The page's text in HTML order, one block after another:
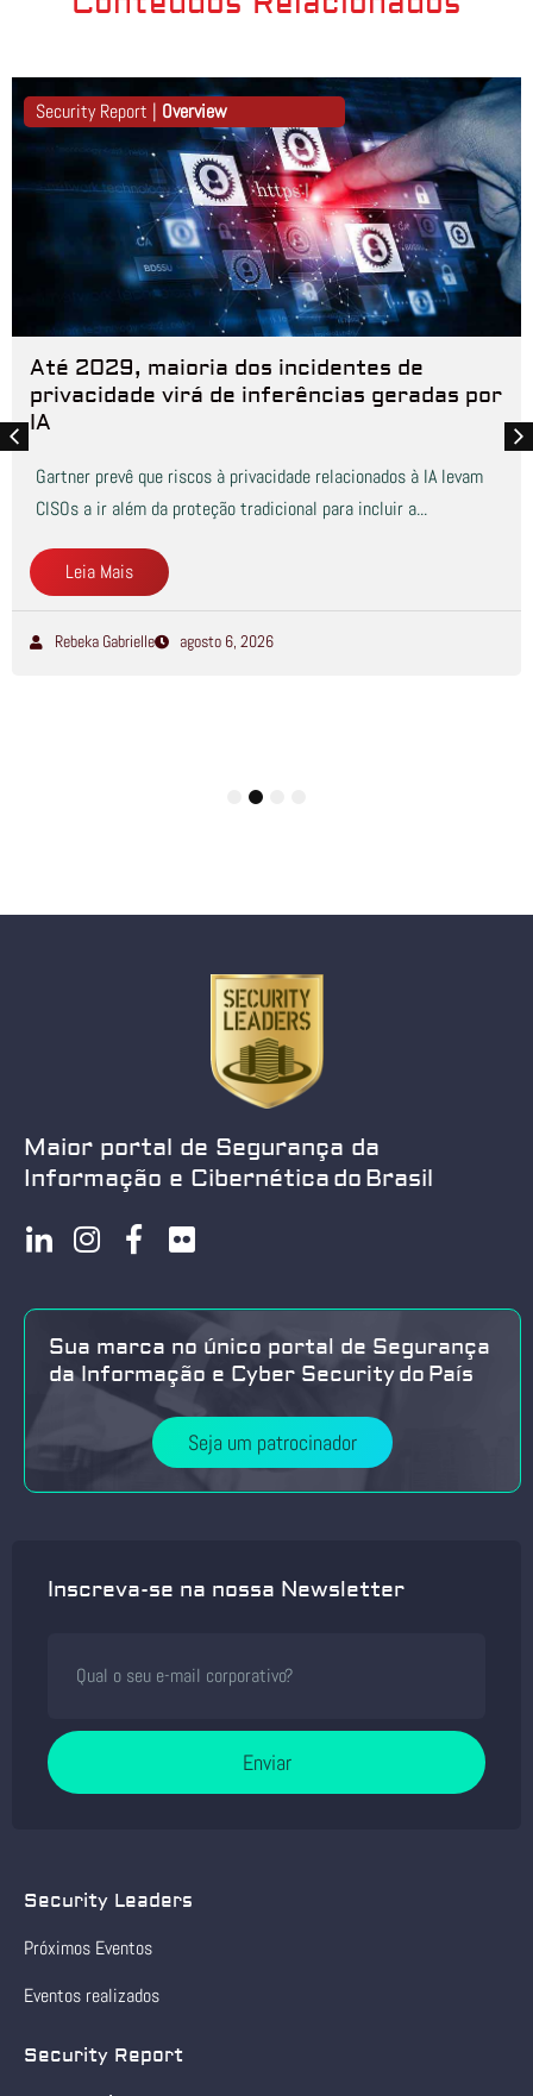
Security Report | Overview
Até 2029, maioria dos incidentes de
privacidade virá de inferências geradas por
IA
Gartner prevê que riscos à privacidade relacionados à IA levam
CISOs a ir além da proteção tradicional para incluir a...
Leia Mais
Rebeka Gabrielle agosto 6, 2026
Maior portal de Segurança da
Informação e Cibernética do Brasil
Sua marca no único portal de Segurança
da Informação e Cyber Security do País
Seja um patrocinador
Inscreva-se na nossa Newsletter
Enviar
Security Leaders
Próximos Eventos
Eventos realizados
Security Report